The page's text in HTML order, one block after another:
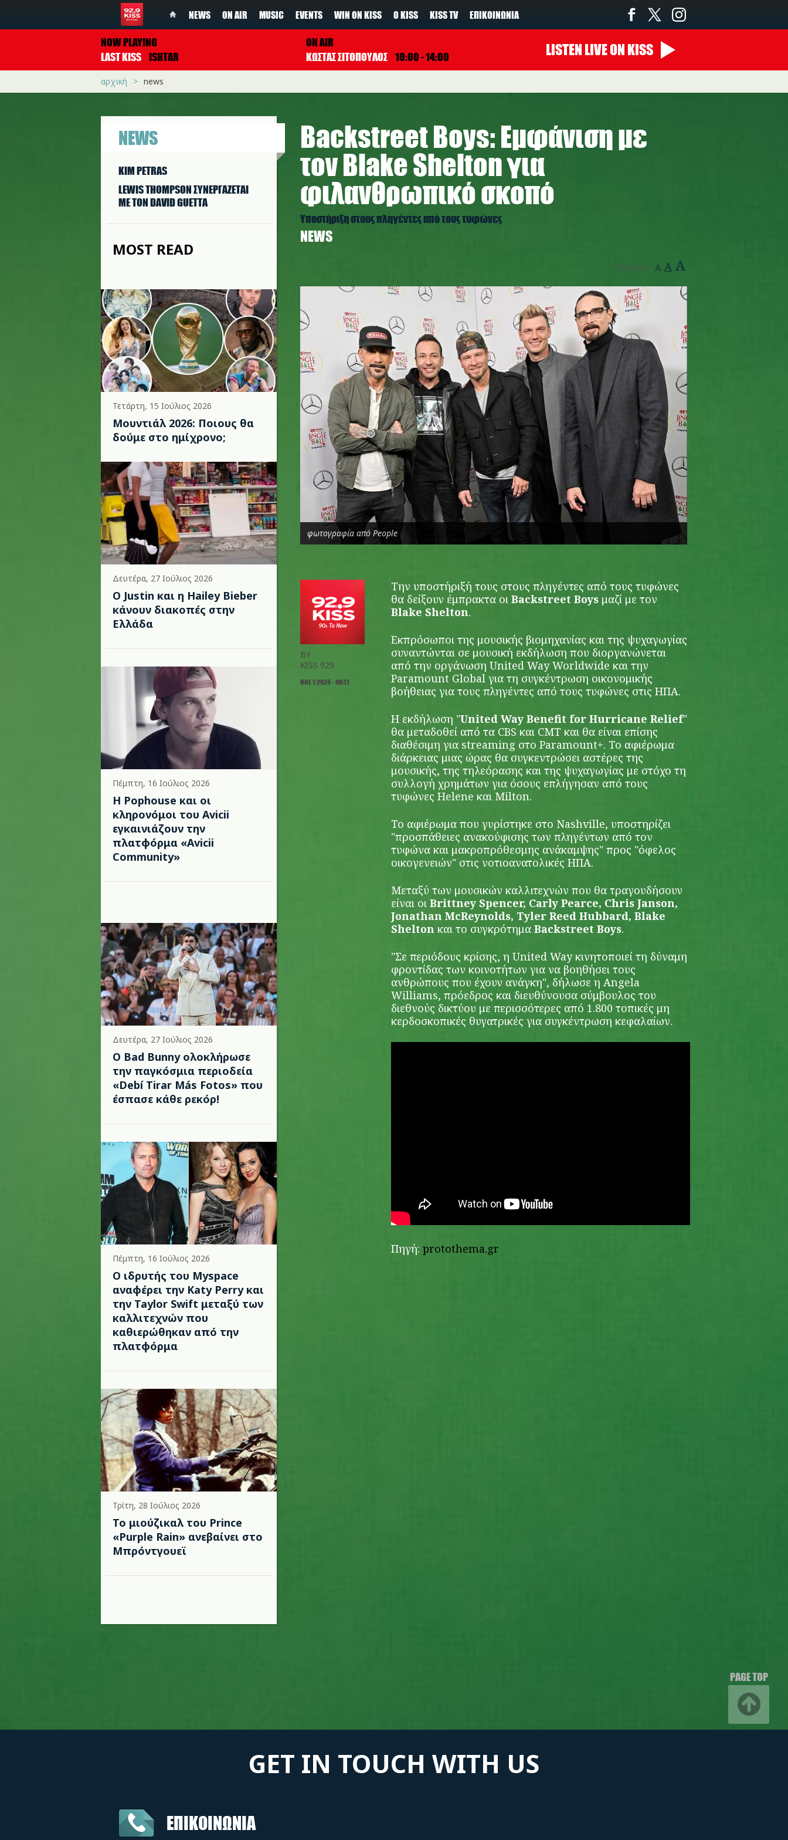
NEWS ON AIR MUSIC EVENTS WIN ON KISS Ο KISS KISS TV ΕΠΙΚΟΙΝΩΝΊΑ
NOW PLAYING
LAST KISS ISHTAR
ON AIR
ΚΩΣΤΑΣ ΣΙΤΟΠΟΥΛΟΣ 10:00 - 14:00 LISTEN LIVEON KISS
αρχική news
NEWS
KIM PETRAS
LEWIS THOMPSON ΣΥΝΕΡΓAΖΕΤΑΙ
ΜΕ ΤΟΝ DAVID GUETTA
MOST READ
Τετάρτη, 15 Ιούλιος 2026
Μουντιάλ 2026: Ποιους θα
δούμε στο ημίχρονο;
Δευτέρα, 27 Ιούλιος 2026
Ο Justin και η Hailey Bieber
κάνουν διακοπές στην
Ελλάδα
Πέμπτη, 16 Ιούλιος 2026
Η Pophouse και οι
κληρονόμοι του Avicii
εγκαινιάζουν την
πλατφόρμα «Avicii
Community»
Δευτέρα, 27 Ιούλιος 2026
Ο Bad Bunny ολοκλήρωσε
την παγκόσμια περιοδεία
«Debí Tirar Más Fotos» που
έσπασε κάθε ρεκόρ!
Πέμπτη, 16 Ιούλιος 2026
Ο ιδρυτής του Myspace
αναφέρει την Katy Perry και
την Taylor Swift μεταξύ των
καλλιτεχνών που
καθιερώθηκαν από την
πλατφόρμα
Τρίτη, 28 Ιούλιος 2026
Το μιούζικαλ του Prince
«Purple Rain» ανεβαίνει στο
Μπρόντγουεϊ
Backstreet Boys: Εμφάνιση με
τον Blake Shelton για
φιλανθρωπικό σκοπό
Υποστήριξη στους πληγέντες από τους τυφώνες
NEWS
Text Size: A A A
bsb.jpg
φωτογραφία από People
BY
KISS 929
ΝΟΕ 1 2024 - 08:11
Την υποστήριξή τους στους πληγέντες από τους τυφώνες
θα δείξουν έμπρακτα οι Backstreet Boys μαζί με τον
Blake Shelton.
Εκπρόσωποι της μουσικής βιομηχανίας και της ψυχαγωγίας
συναντώνται σε μουσική εκδήλωση που διοργανώνεται
από την οργάνωση United Way Worldwide και την
Paramount Global για τη συγκέντρωση οικονομικής
βοήθειας για τους πληγέντες από τους τυφώνες στις ΗΠΑ.
Η εκδήλωση "United Way Benefit for Hurricane Relief"
θα μεταδοθεί από τα CBS και CMT και θα είναι επίσης
διαθέσιμη για streaming στο Paramount+. Το αφιέρωμα
διάρκειας μιας ώρας θα συγκεντρώσει αστέρες της
μουσικής, της τηλεόρασης και της ψυχαγωγίας με στόχο τη
συλλογή χρημάτων για όσους επλήγησαν από τους
τυφώνες Helene και Milton.
Το αφιέρωμα που γυρίστηκε στο Nashville, υποστηρίζει
"προσπάθειες ανακούφισης των πληγέντων από τον
τυφώνα και μακροπρόθεσμης ανάκαμψης" προς "όφελος
οικογενειών" στις νοτιοανατολικές ΗΠΑ.
Μεταξύ των μουσικών καλλιτεχνών που θα τραγουδήσουν
είναι οι Brittney Spencer, Carly Pearce, Chris Janson,
Jonathan McReynolds, Tyler Reed Hubbard, Blake
Shelton και το συγκρότημα Backstreet Boys.
"Σε περιόδους κρίσης, η United Way κινητοποιεί τη δύναμη
φροντίδας των κοινοτήτων για να βοηθήσει τους
ανθρώπους που έχουν ανάγκη", δήλωσε η Angela
Williams, πρόεδρος και διευθύνουσα σύμβουλος του
διεθνούς δικτύου με περισσότερες από 1.800 τοπικές μη
κερδοσκοπικές θυγατρικές για συγκέντρωση κεφαλαίων.
Πηγή: protothema.gr
PAGE TOP
GET IN TOUCH WITH US
ΕΠΙΚΟΙΝΩΝΙΑ